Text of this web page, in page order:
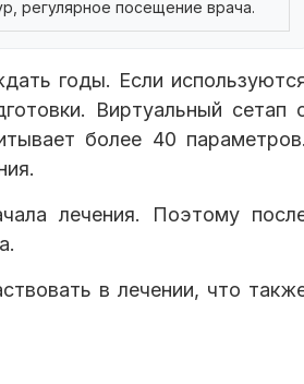
регулярное посещение врача.
годы. Если
Виртуальный сетап
более 40
лечения. Поэтому
в лечении, что